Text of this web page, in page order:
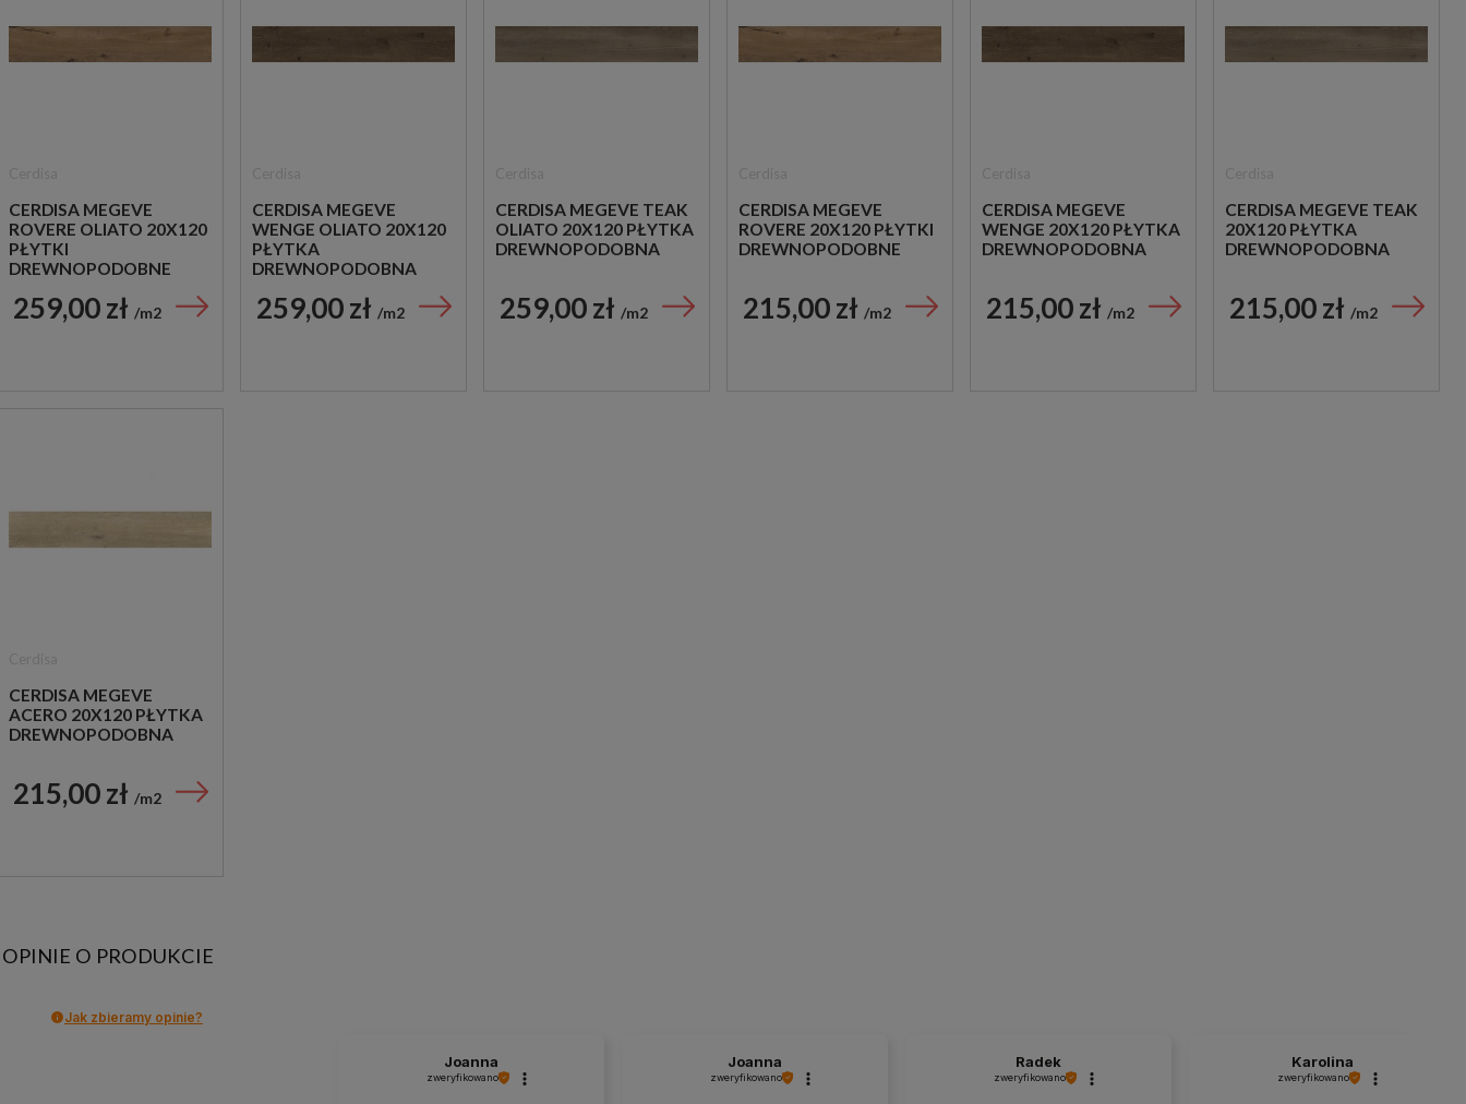
CERDISA MEGEVE
ROVERE OLIATO 20X120
PŁYTKI
DREWNOPODOBNE
259,00 zł m2
CERDISA MEGEVE
WENGE OLIATO 20X120
PŁYTKA
DREWNOPODOBNA
259,00 zł m2
CERDISA MEGEVE TEAK
OLIATO 20X120 PŁYTKA
DREWNOPODOBNA
259,00 zł m2
CERDISA MEGEVE
ROVERE 20X120 PŁYTKI
DREWNOPODOBNE
215,00 zł m2
CERDISA MEGEVE
WENGE 20X120 PŁYTKA
DREWNOPODOBNA
215,00 zł m2
CERDISA MEGEVE TEAK
20X120 PŁYTKA
DREWNOPODOBNA
215,00 zł m2
CERDISA MEGEVE
ACERO 20X120 PŁYTKA
DREWNOPODOBNA
215,00 zł m2
OPINIE O PRODUKCIE
Jak zbieramy opinie?
Joanna
zweryfikowano
Joanna
zweryfikowano
Radek
zweryfikowano
Karolina
zweryfikowano